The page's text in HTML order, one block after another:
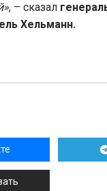
, – сказал
Хельманн.